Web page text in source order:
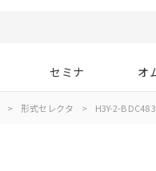
セミナ オ
> 形式セレクタ > H3Y-2-B DC48